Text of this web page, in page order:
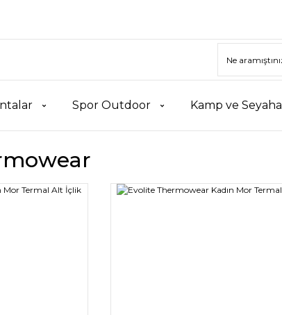
Spor Outdoor Kamp ve